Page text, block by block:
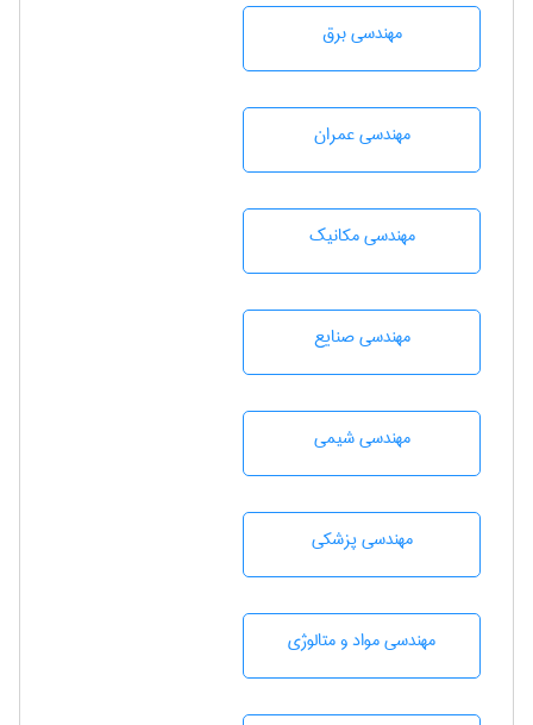
مهندسی برق
مهندسی عمران
مهندسی مکانیک
مهندسی صنايع
مهندسي شيمی
مهندسی پزشکی
مهندسی مواد و متالوژی